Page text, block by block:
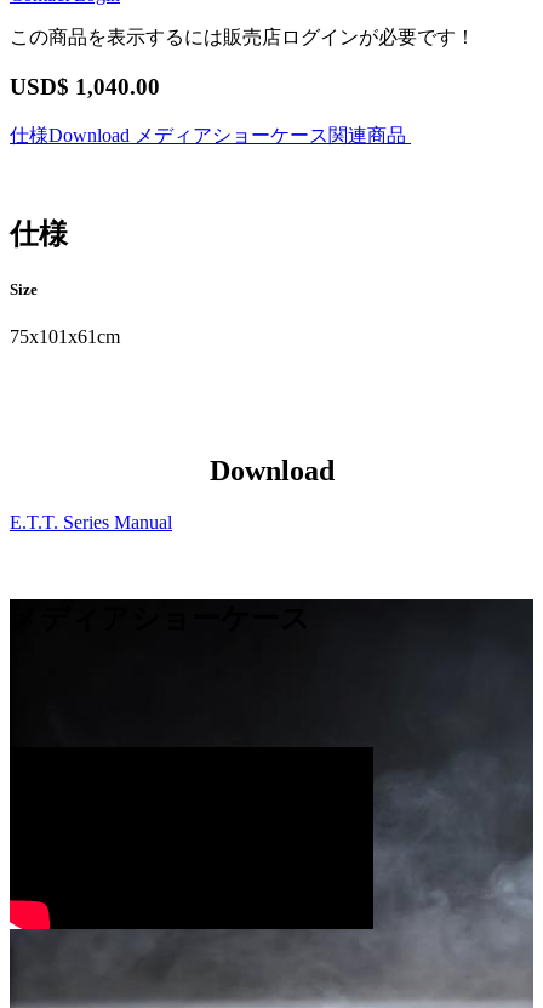
この商品を表示するには販売店ログインが必要です！
USD$ 1,040.00
仕様Download メディアショーケース関連商品
仕様
Size
75x101x61cm
Download
E.T.T. Series Manual